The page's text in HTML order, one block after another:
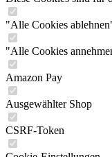
"Alle Cookies
"Alle Cookies
Amazon Pay
Ausgewählter Shop
CSRF-Token